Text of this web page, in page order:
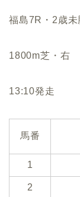
福島7R・2歳未
1800m芝・右
13:10発走
馬番
1
2